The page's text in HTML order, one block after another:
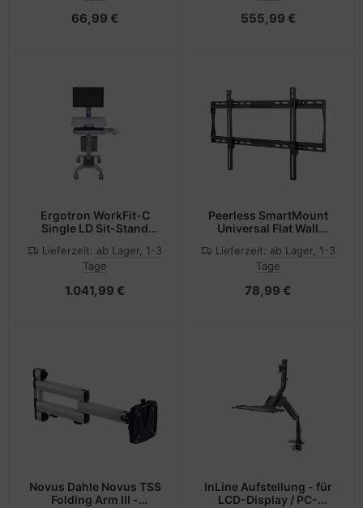
66,99 €
Mausablage) - für LCD-
555,99 €
Ergotron WorkFit-C
Single LD Sit-Stand
für LCD-Display / PC-
Ausrüstung - Grau -
76,2 cm (bis zu 30 Zoll)
Lieferzeit: ab Lager, 1-3
Tage
1.041,99 €
Peerless SmartMount
Universal Flat Wall
Befestigungskit
(Wandplatte, tiefe
Lieferzeit: ab Lager, 1-3
Tage
78,99 €
Novus Dahle Novus TSS
Folding Arm III -
InLine Aufstellung - für
LCD-Display / PC-